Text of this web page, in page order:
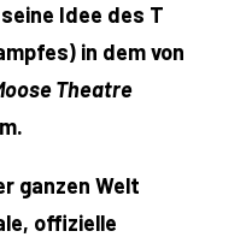
Idee des T
in dem von
Theatre
ganzen Welt
offizielle